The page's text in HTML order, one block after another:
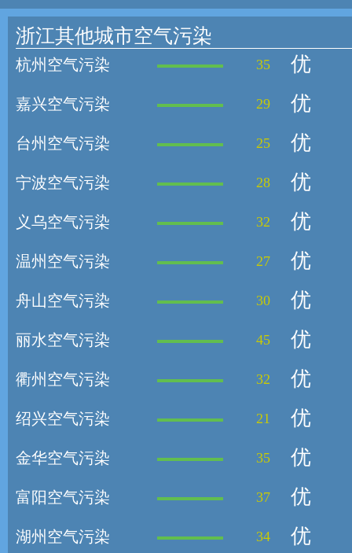
浙江其他城市空气污染
杭州空气污染 35 优
嘉兴空气污染 29 优
台州空气污染 25 优
宁波空气污染 28 优
义乌空气污染 32 优
温州空气污染 27 优
舟山空气污染 30 优
丽水空气污染 45 优
衢州空气污染 32 优
绍兴空气污染 21 优
金华空气污染 35 优
富阳空气污染 37 优
湖州空气污染 34 优